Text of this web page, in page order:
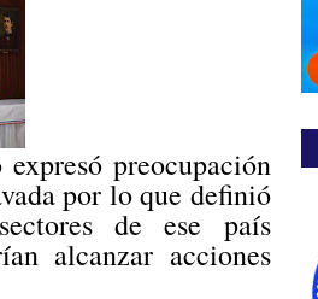
preocupación
por lo que definió
de ese país
alcanzar acciones